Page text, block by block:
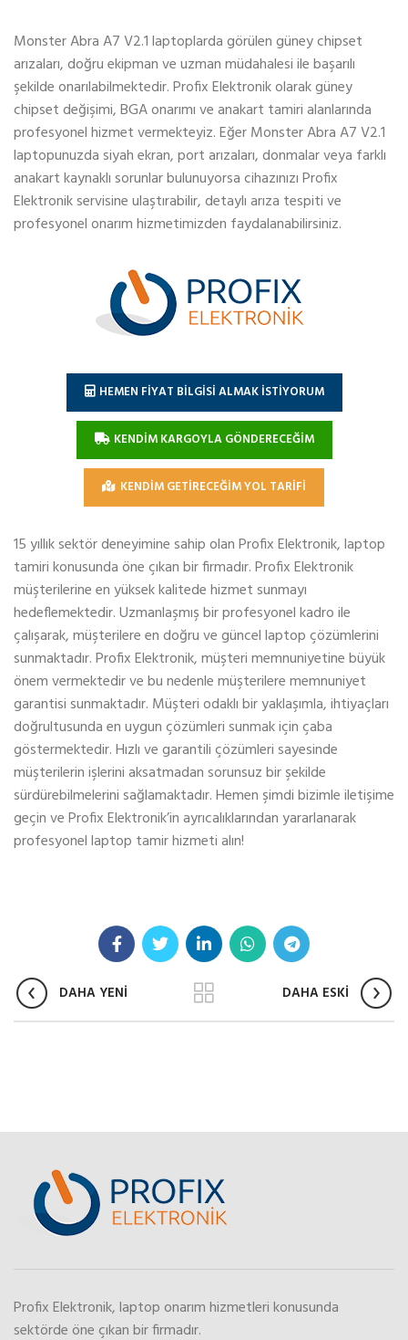
Monster Abra A7 V2.1 laptoplarda görülen güney chipset
arızaları, doğru ekipman ve uzman müdahalesi ile başarılı
şekilde onarılabilmektedir. Profix Elektronik olarak güney
chipset değişimi, BGA onarımı ve anakart tamiri alanlarında
profesyonel hizmet vermekteyiz. Eğer Monster Abra A7 V2.1
laptopunuzda siyah ekran, port arızaları, donmalar veya farklı
anakart kaynaklı sorunlar bulunuyorsa cihazınızı Profix
Elektronik servisine ulaştırabilir, detaylı arıza tespiti ve
profesyonel onarım hizmetimizden faydalanabilirsiniz.
HEMEN FİYAT BİLGİSİ ALMAK İSTİYORUM
KENDİM KARGOYLA GÖNDERECEĞİM
KENDİM GETİRECEĞİM YOL TARİFİ
15 yıllık sektör deneyimine sahip olan Profix Elektronik, laptop
tamiri konusunda öne çıkan bir firmadır. Profix Elektronik
müşterilerine en yüksek kalitede hizmet sunmayı
hedeflemektedir. Uzmanlaşmış bir profesyonel kadro ile
çalışarak, müşterilere en doğru ve güncel laptop çözümlerini
sunmaktadır. Profix Elektronik, müşteri memnuniyetine büyük
önem vermektedir ve bu nedenle müşterilere memnuniyet
garantisi sunmaktadır. Müşteri odaklı bir yaklaşımla, ihtiyaçları
doğrultusunda en uygun çözümleri sunmak için çaba
göstermektedir. Hızlı ve garantili çözümleri sayesinde
müşterilerin işlerini aksatmadan sorunsuz bir şekilde
sürdürebilmelerini sağlamaktadır. Hemen şimdi bizimle iletişime
geçin ve Profix Elektronik’in ayrıcalıklarından yararlanarak
profesyonel laptop tamir hizmeti alın!
DAHA YENİ DAHA ESKİ
Profix Elektronik, laptop onarım hizmetleri konusunda
sektörde öne çıkan bir firmadır.